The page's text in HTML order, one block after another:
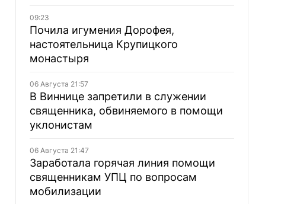
09:23
Почила игумения Дорофея,
настоятельница Крупицкого
монастыря
06 Августа 21:57
В Виннице запретили в служении
священника, обвиняемого в помощи
уклонистам
06 Августа 21:47
Заработала горячая линия помощи
священникам УПЦ по вопросам
мобилизации